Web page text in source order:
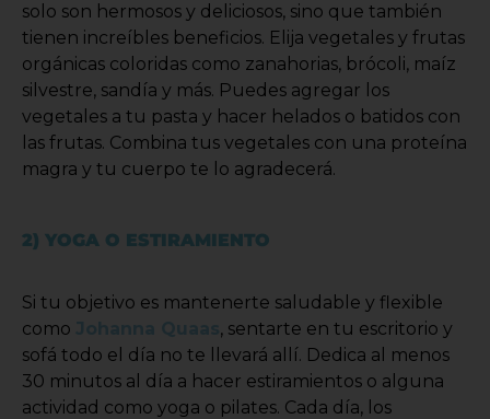
solo son hermosos y deliciosos, sino que también
tienen increíbles beneficios. Elija vegetales y frutas
orgánicas coloridas como zanahorias, brócoli, maíz
silvestre, sandía y más. Puedes agregar los
vegetales a tu pasta y hacer helados o batidos con
las frutas. Combina tus vegetales con una proteína
magra y tu cuerpo te lo agradecerá.
2) YOGA O ESTIRAMIENTO
Si tu objetivo es mantenerte saludable y flexible
como
, sentarte en tu escritorio y
sofá todo el día no te llevará allí. Dedica al menos
30 minutos al día a hacer estiramientos o alguna
actividad como yoga o pilates. Cada día, los